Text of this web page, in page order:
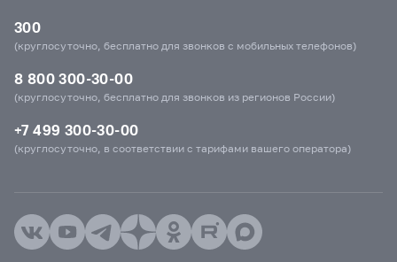
300
(круглосуточно, бесплатно для звонков с мобильных телефонов)
8 800 300-30-00
(круглосуточно, бесплатно для звонков из регионов России)
+7 499 300-30-00
(круглосуточно, в соответствии с тарифами вашего оператора)